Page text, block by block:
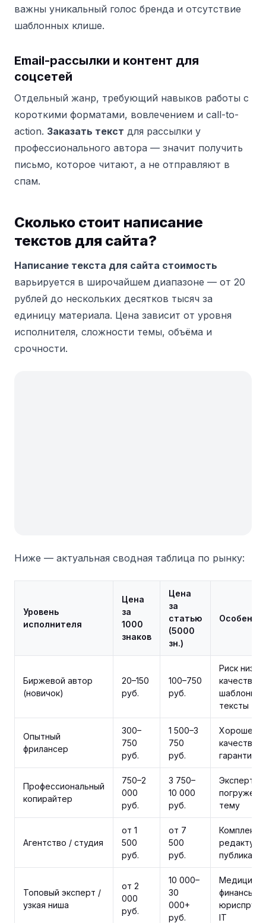
важны уникальный голос бренда и отсутствие
шаблонных клише.
Email-рассылки и контент для
соцсетей
Отдельный жанр, требующий навыков работы с
короткими форматами, вовлечением и call-to-
action. Заказать текст для рассылки у
профессионального автора — значит получить
письмо, которое читают, а не отправляют в
спам.
Сколько стоит написание
текстов для сайта?
Написание текста для сайта стоимость
варьируется в широчайшем диапазоне — от 20
рублей до нескольких десятков тысяч за
единицу материала. Цена зависит от уровня
исполнителя, сложности темы, объёма и
срочности.
Ниже — актуальная сводная таблица по рынку:
Уровень
исполнителя
Цена
за
1000
знаков
Цена
за
статью
(5000
зн.)
Биржевой автор
(новичок)
20–150
руб.
100–750
руб.
Риск
качества,
шаблонные
тексты
Опытный
фрилансер
300–
750
руб.
1 500–3
750
руб.
Хорошее
качество,
гарантий
Профессиональный
копирайтер
750–2
000
руб.
3 750–
10 000
руб.
тему
Агентство / студия
от 1
500
руб.
от 7
500
руб.
Комплекс:
редактура
Топовый эксперт /
узкая ниша
от 2
000
руб.
10 000–
30
000+
руб.
Медицина,
финансы,
IT